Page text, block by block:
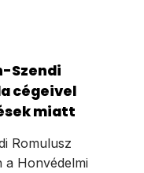
Szendi
cégeivel
miatt
Romulusz
a Honvédelmi